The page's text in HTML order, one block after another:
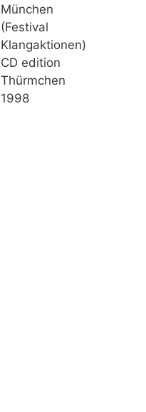
München
(Festival
Klangaktionen)
CD edition
Thürmchen
1998